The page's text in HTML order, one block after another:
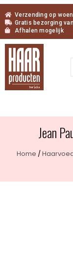
Verzending op
Gratis bezorging
Afhalen mogelijk
Jean
Home /